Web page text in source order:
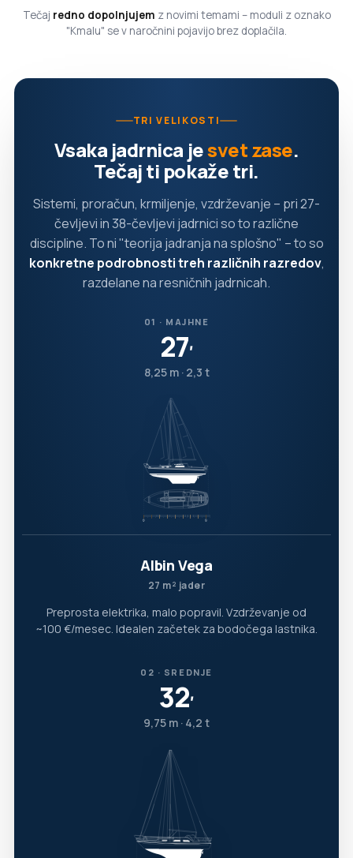
Tečaj redno dopolnjujem z novimi temami – moduli z oznako
"Kmalu" se v naročnini pojavijo brez doplačila.
TRI VELIKOSTI
Vsaka jadrnica jesvet zase.
Tečaj ti pokaže tri.
Sistemi, proračun, krmiljenje, vzdrževanje – pri 27-
čevljevi in 38-čevljevi jadrnici so to različne
discipline. To ni "teorija jadranja na splošno" – to so
konkretne podrobnosti treh različnih razredov,
razdelane na resničnih jadrnicah.
01 · MAJHNE
27′
8,25 m · 2,3 t
Albin Vega
27 m² jader
Preprosta elektrika, malo popravil. Vzdrževanje od
~100 €/mesec. Idealen začetek za bodočega lastnika.
02 · SREDNJE
32′
9,75 m · 4,2 t